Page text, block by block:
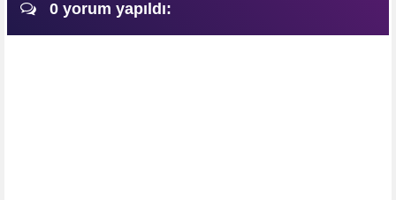
0 yorum yapıldı: